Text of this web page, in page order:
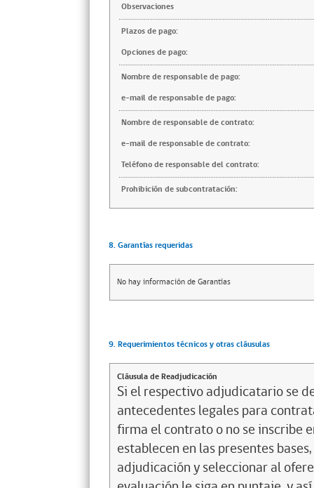
Observaciones
Plazos de pago:
Opciones de pago:
Nombre de responsable de pago:
e-mail de responsable de pago:
Nombre de responsable de contrato:
e-mail de responsable de contrato:
Teléfono de responsable del contrato:
Prohibición de subcontratación:
8. Garantías requeridas
No hay información de Garantías
9. Requerimientos técnicos y otras cláusulas
Cláusula de Readjudicación
Si el respectivo adjudicatario se
antecedentes legales para
firma el contrato o no se inscribe
establecen en las presentes
adjudicación y seleccionar al